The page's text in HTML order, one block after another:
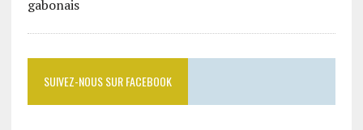
SUIVEZ-NOUS SUR FACEBOOK